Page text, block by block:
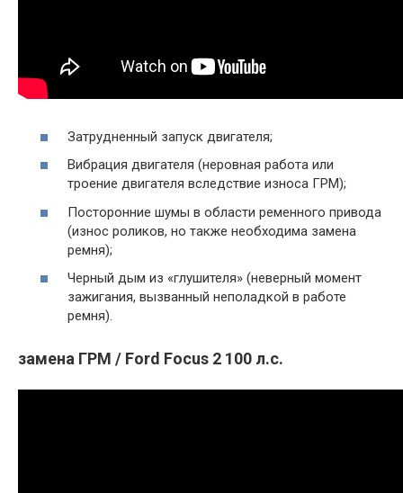
Затрудненный запуск двигателя;
Вибрация двигателя (неровная работа или
троение двигателя вследствие износа ГРМ);
Посторонние шумы в области ременного привода
(износ роликов, но также необходима замена
ремня);
Черный дым из «глушителя» (неверный момент
зажигания, вызванный неполадкой в работе
ремня).
замена ГРМ / Ford Focus 2 100 л.с.